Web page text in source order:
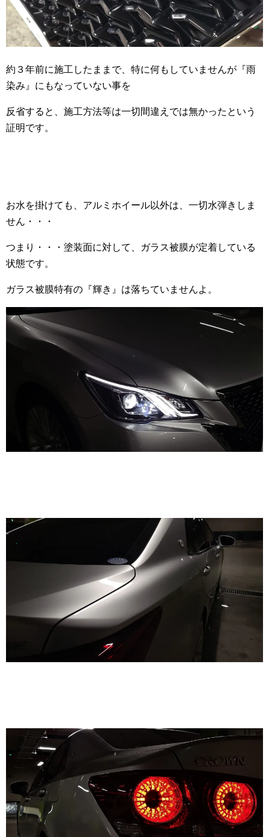
約３年前に施工したままで、特に何もしていませんが『雨
染み』にもなっていない事を
反省すると、施工方法等は一切間違えでは無かったという
証明です。
お水を掛けても、アルミホイール以外は、一切水弾きしま
せん・・・
つまり・・・塗装面に対して、ガラス被膜が定着している
状態です。
ガラス被膜特有の『輝き』は落ちていませんよ。